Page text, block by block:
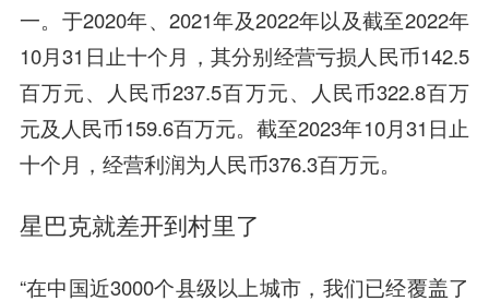
一。于2020年、2021年及2022年以及截至2022年
10月31日止十个月，其分别经营亏损人民币142.5
百万元、人民币237.5百万元、人民币322.8百万
元及人民币159.6百万元。截至2023年10月31日止
十个月，经营利润为人民币376.3百万元。
星巴克就差开到村里了
“在中国近3000个县级以上城市，我们已经覆盖了